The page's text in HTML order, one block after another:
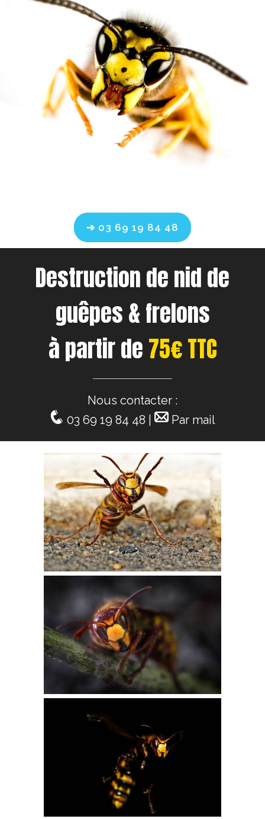
➔ 03 69 19 84 48
Destruction de nid de
guêpes & frelons
à partir de75€ TTC
Nous contacter :
03 69 19 84 48 |
Par mail